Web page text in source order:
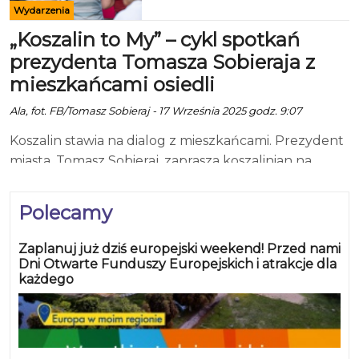
Polecamy
Zaplanuj już dziś europejski weekend! Przed nami
Dni Otwarte Funduszy Europejskich i atrakcje dla
każdego
Wydarzenia
„Koszalin to My” – cykl spotkań
prezydenta Tomasza Sobieraja z
mieszkańcami osiedli
Ala, fot. FB/Tomasz Sobieraj - 17 Września 2025 godz. 9:07
Koszalin stawia na dialog z mieszkańcami. Prezydent
miasta, Tomasz Sobieraj, zaprasza koszalinian na
podczas których będzie okazja porozmawiać o
codziennych sprawach, problemach i pomysłach na
rozwój poszczególnych osiedli. Harmonogram
październikowych spotkań przedstawia się
następująco: 20 października (poniedziałek), godz.
17:00 – Rada Osiedla Rokosowo Spotkanie odbędzie
się w siedzibie przy ul. Ruszczyca 14. Podczas
każdego wydarzenia mieszkańcy będą mogli nie